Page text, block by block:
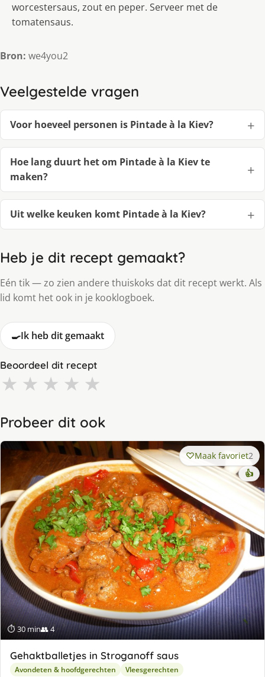
worcestersaus, zout en peper. Serveer met de
tomatensaus.
Bron: we4you2
Veelgestelde vragen
Voor hoeveel personen is Pintade à la Kiev?
Hoe lang duurt het om Pintade à la Kiev te
maken?
Uit welke keuken komt Pintade à la Kiev?
Heb je dit recept gemaakt?
Eén tik — zo zien andere thuiskoks dat dit recept werkt. Als
lid komt het ook in je kooklogboek.
🍳Ik heb dit gemaakt
Beoordeel dit recept
★ ★ ★ ★ ★
Probeer dit ook
⏱ 30 min👥 4
Maak favoriet2
👍
Gehaktballetjes in Stroganoff saus
Avondeten & hoofdgerechten Vleesgerechten